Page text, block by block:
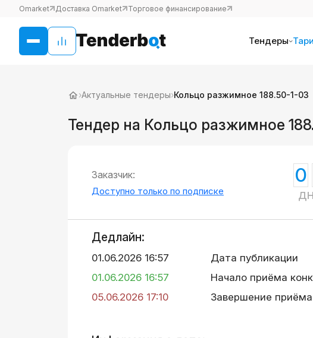
Omarket Доставка Omarket Торговое финансирование
Тендеры
›Актуальные тендеры›Кольцо разжимное 188.50-1-03
Тендер на Кольцо разжимное
Заказчик:
Доступно только по подписке
0
Дедлайн:
01.06.2026 16:57
Дата публикации
01.06.2026 16:57
Начало приёма
05.06.2026 17:10
Завершение